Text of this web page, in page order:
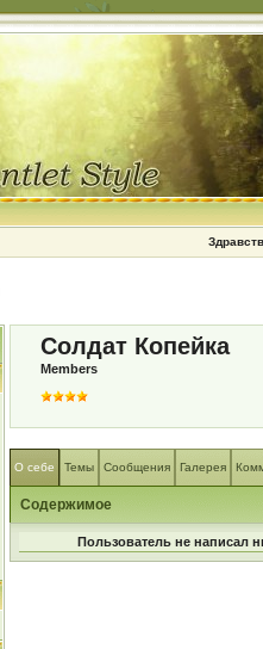
Солдат Копейка
Members
О себе Темы Сообщения Галерея
Содержимое
Пользователь не написал